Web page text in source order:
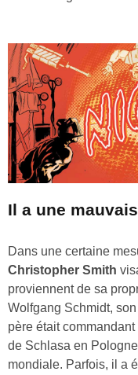
Il a une
Dans une certaine
Christopher Smith
proviennent de sa
Wolfgang Schmidt,
père était
de Schlasa en
mondiale. Parfois, il a